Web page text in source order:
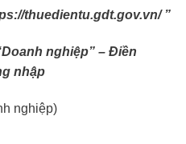
thuedientu.gdt.gov.vn/ ”
nghiệp” – Điền
nhập
nghiệp)